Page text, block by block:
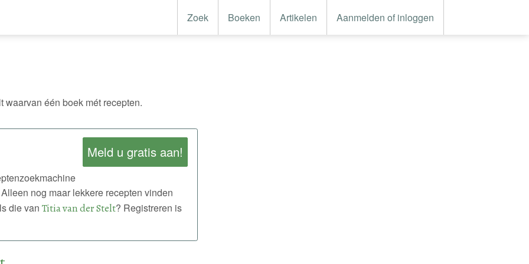
Zoek Boeken Artikelen Aanmelden of inloggen
één boek mét recepten.
Meld u gratis aan!
nog maar lekkere recepten vinden
die van Titia van der Stelt? Registreren is